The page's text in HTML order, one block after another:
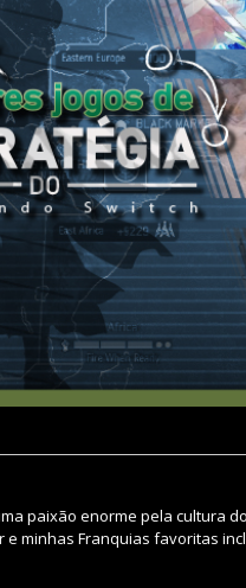
paixão enorme pela cultura
minhas Franquias favoritas